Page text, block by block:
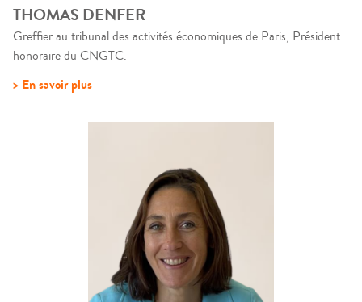
THOMAS DENFER
Greffier au tribunal des activités économiques de Paris, Président
honoraire du CNGTC.
> En savoir plus